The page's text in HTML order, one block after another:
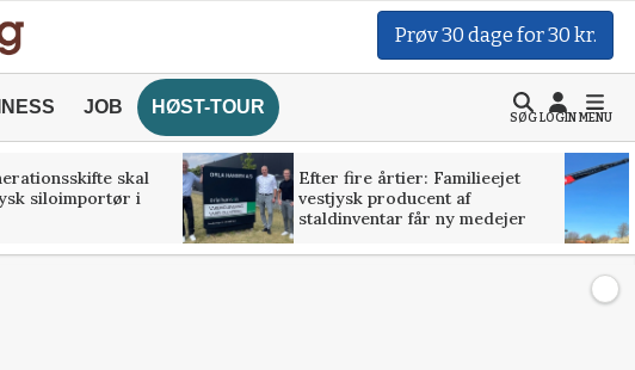
Prøv 30 dage for 30 kr.
JOB HØST-TOUR
SØGLOGINMENU
skal
siloimportør i
Efter fire årtier: Familieejet
vestjysk producent af
staldinventar får ny medejer